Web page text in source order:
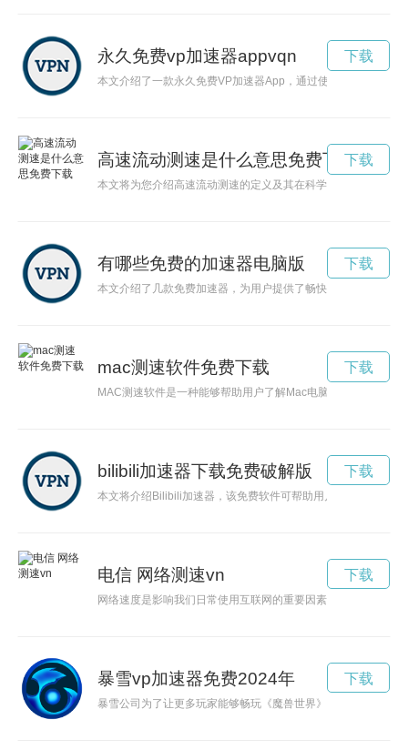
永久免费vp加速器appvqn
本文介绍了一款永久免费VP加速器App，通过使用该App，您
下载
高速流动测速是什么意思免费下载
本文将为您介绍高速流动测速的定义及其在科学研究和工业应用
下载
有哪些免费的加速器电脑版
本文介绍了几款免费加速器，为用户提供了畅快的网络浏览体
下载
mac测速软件免费下载
MAC测速软件是一种能够帮助用户了解Mac电脑速度和性能的
下载
bilibili加速器下载免费破解版
本文将介绍Bilibili加速器，该免费软件可帮助用户提升在线观看
下载
电信 网络测速vn
网络速度是影响我们日常使用互联网的重要因素之一，本文将
下载
暴雪vp加速器免费2024年
暴雪公司为了让更多玩家能够畅玩《魔兽世界》，决定免费开
下载